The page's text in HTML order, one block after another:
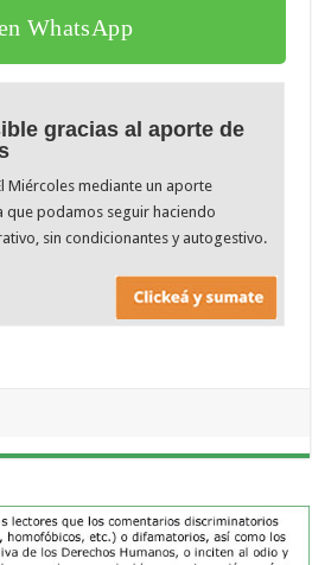
WhatsApp
gracias al aporte de
Miércoles mediante un aporte
que podamos seguir haciendo
sin condicionantes y autogestivo.